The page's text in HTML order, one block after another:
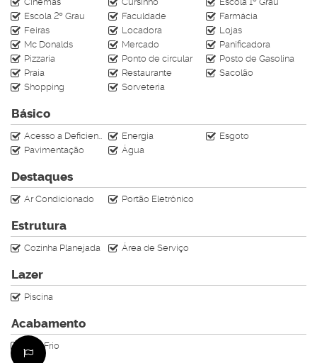
(47) 99610-4009
Av. Central n°413 - Sala 06
Av. Brasil n°2636 - Sala 01
CRECI J-4728
Escola 2º Grau
Faculdade
Farmácia
Feiras
Locadora
Lojas
Mc Donalds
Mercado
Panificadora
Pizzaria
Ponto de circular
Posto de Gasolina
Praia
Restaurante
Sacolão
Shopping
Sorveteria
Básico
Acesso a Deficientes Energia
Esgoto
Pavimentação
Água
Destaques
Ar Condicionado Portão Eletrônico
Estrutura
Cozinha Planejada Área de Serviço
Lazer
Piscina
Acabamento
Piso Frio